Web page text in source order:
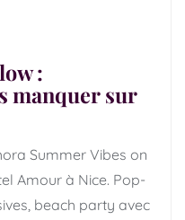
:
manquer sur
Summer Vibes on
Amour à Nice. Pop-
beach party avec